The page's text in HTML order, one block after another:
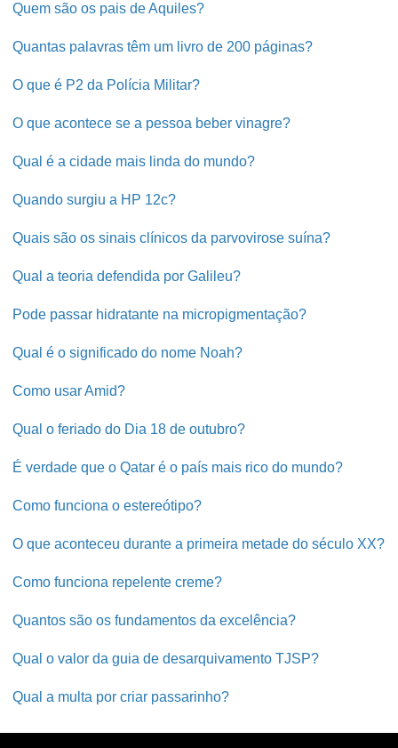
Quem são os pais de Aquiles?
Quantas palavras têm um livro de 200 páginas?
O que é P2 da Polícia Militar?
O que acontece se a pessoa beber vinagre?
Qual é a cidade mais linda do mundo?
Quando surgiu a HP 12c?
Quais são os sinais clínicos da parvovirose suína?
Qual a teoria defendida por Galileu?
Pode passar hidratante na micropigmentação?
Qual é o significado do nome Noah?
Como usar Amid?
Qual o feriado do Dia 18 de outubro?
É verdade que o Qatar é o país mais rico do mundo?
Como funciona o estereótipo?
O que aconteceu durante a primeira metade do século XX?
Como funciona repelente creme?
Quantos são os fundamentos da excelência?
Qual o valor da guia de desarquivamento TJSP?
Qual a multa por criar passarinho?